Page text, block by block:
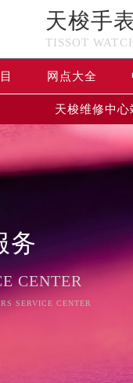
天梭手
TISSOT
网点大全
天梭维修中心
务
CENTER
SERVICE CENTER